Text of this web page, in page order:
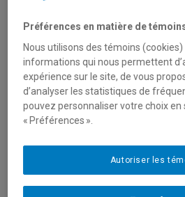
la
dans le
Agbobli,
est
dans le
Préférences en matière de
Nous utilisons des témoins
informations qui nous permettent
expérience sur le site, de vous
d’analyser les statistiques de
pouvez personnaliser votre choix
« Préférences ».
Autoriser les